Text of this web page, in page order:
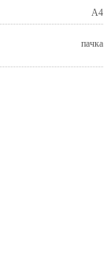
A4
пачка